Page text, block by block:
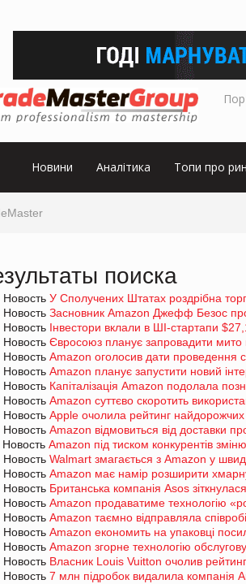
Новини Аналітика Топи про
поиска
Новость У Сполучених Штатах роздрібна
Новость Засновник Amazon Джефф Безос
Новость Інвестори вклали в ШІ-стартапи
Новость Євросоюз планує запровадити мито
Новость Amazon оголосив дати проведення
Новость Amazon планує запустити новий
Новость Капіталізація Amazon подолала
Новость Amazon суттєво скоротить
Новость Apple очолила рейтинг найдорожчих
Новость Amazon відмовиться від доставки
Новость Amazon під тиском конкурентів
Новость Walmart змагається з Amazon у
Новость Amazon має намір розширити
Новость Британська компанія Asos
Новость Amazon продаватиме технологію
Новость Amazon таємно відправляла
Новость Amazon економить на упаковці
Новость Amazon згорне технологію
Новость Власник Louis Vuitton очолив
Новость 7 млн підробок видалила компанія